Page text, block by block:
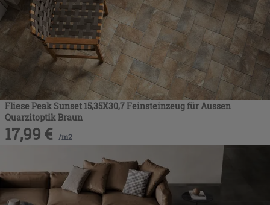
Fliese Peak Sunset 15,35X30,7 Feinsteinzeug für Aussen
Quarzitoptik Braun
17,99 € /m2